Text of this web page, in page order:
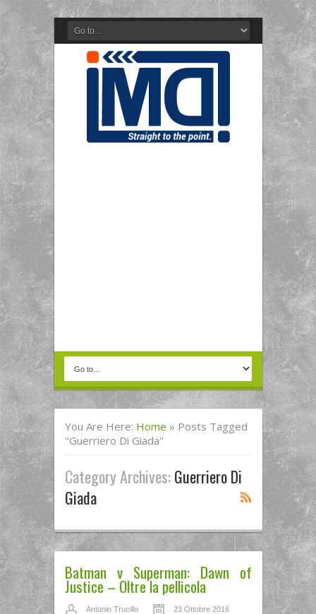
You Are Here: Home » Posts Tagged
"guerriero Di Giada"
Category Archives:Guerriero Di
Giada
Batman v Superman: Dawn of
Justice – Oltre la pellicola
Antonio Trucillo 23 Ottobre 2016